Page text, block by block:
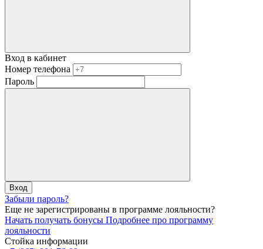
Вход в кабинет
Номер телефона
Пароль
Вход
Забыли пароль?
Еще не зарегистрированы в программе лояльности?
Начать получать бонусы Подробнее про программу
лояльности
Стойка информации